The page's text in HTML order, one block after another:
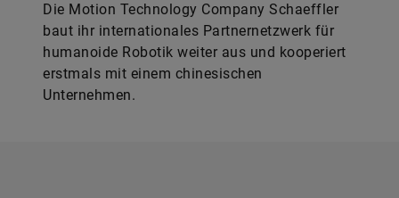
Die Motion Technology Company Schaeffler
baut ihr internationales Partnernetzwerk für
humanoide Robotik weiter aus und kooperiert
erstmals mit einem chinesischen
Unternehmen.